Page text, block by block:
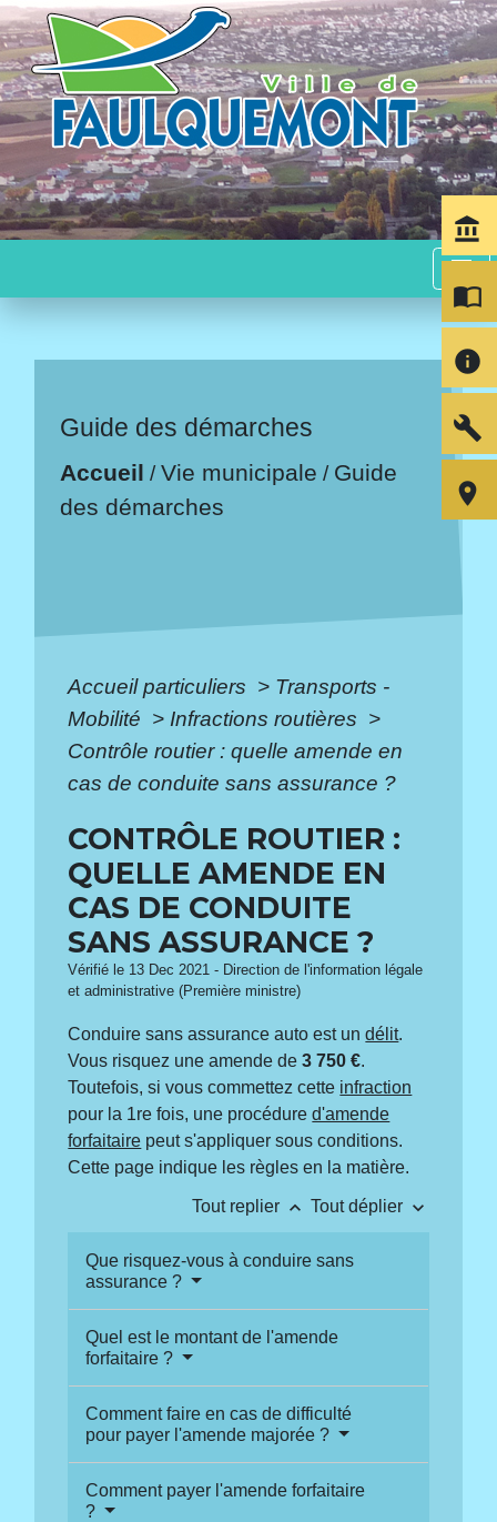
menu
Guide des démarches
Accueil /Vie municipale / Guide
des démarches
Accueil particuliers > Transports -
Mobilité > Infractions routières >
Contrôle routier : quelle amende en
cas de conduite sans assurance ?
CONTRÔLE ROUTIER :
QUELLE AMENDE EN
CAS DE CONDUITE
SANS ASSURANCE ?
Vérifié le 13 Dec 2021 - Direction de l'information légale
et administrative (Première ministre)
Conduire sans assurance auto est undélit.
Vous risquez une amende de3 750 €.
Toutefois, si vous commettez cette infraction
pour la 1re fois, une procédured'amende
forfaitaire peut s'appliquer sous conditions.
Cette page indique les règles en la matière.
Tout replier keyboard_arrow_up Tout déplier keyboard_arrow_down
Que risquez-vous à conduire sans
assurance ?
Quel est le montant de l'amende
forfaitaire ?
Comment faire en cas de difficulté
pour payer l'amende majorée ?
Comment payer l'amende forfaitaire
?
account_balance
import_contacts
info
build
room